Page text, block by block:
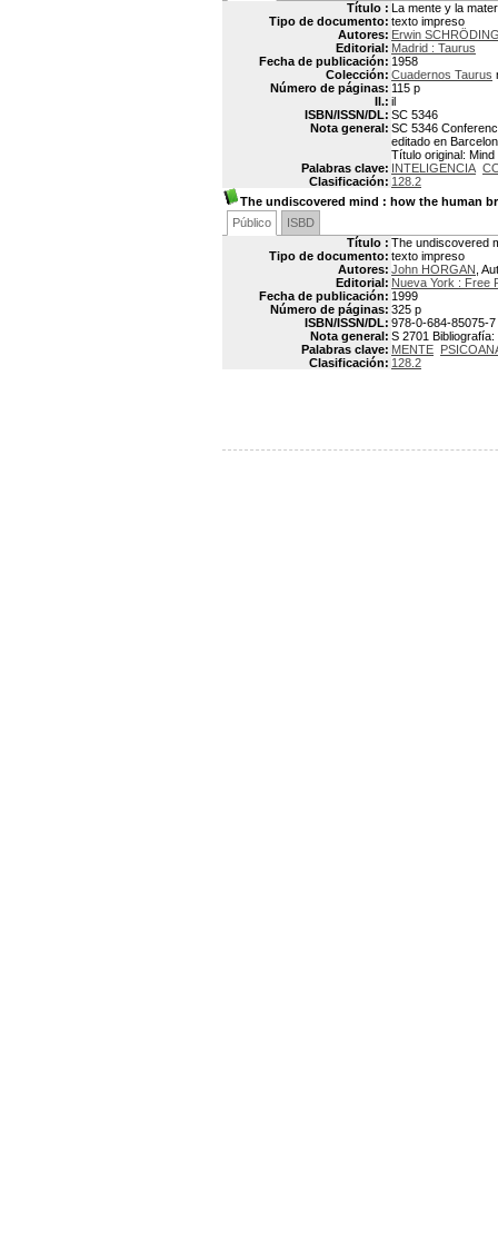
Título : La mente y la
Tipo de documento: texto impreso
Autores: Erwin
Editorial: Madrid : Taurus
Fecha de publicación: 1958
Colección: Cuadernos Taurus
Número de páginas: 115 p
Il.: il
ISBN/ISSN/DL: SC 5346
Nota general: SC 5346
editado en
Título original:
Palabras clave: INTELIGENCIA
Clasificación: 128.2
The undiscovered mind : how the human
Público
ISBD
Título : The undiscovered
Tipo de documento: texto impreso
Autores: John HORGAN ,
Editorial: Nueva York : Free
Fecha de publicación: 1999
Número de páginas: 325 p
ISBN/ISSN/DL: 978-0-684-85075-7
Nota general: S 2701
Palabras clave: MENTE
Clasificación: 128.2